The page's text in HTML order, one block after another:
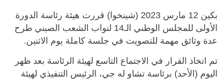
بكين 12 مارس 2023 (شينخوا) قررت هيئة رئاسة الدورة
الأولى للمجلس الوطني الـ14 لنواب الشعب الصيني طرح
عدة وثائق مهمة للتصويت في جلسة كاملة يوم الاثنين.
تم اتخاذ القرار في الاجتماع التاسع لهيئة الرئاسة بعد ظهر
اليوم (الأحد) برئاسة تشاو له جي، الرئيس التنفيذي لهيئة